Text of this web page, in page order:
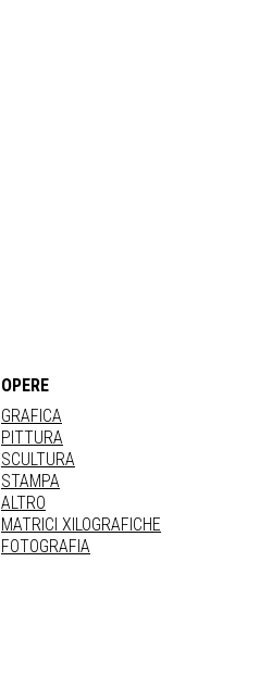
OPERE
GRAFICA
PITTURA
SCULTURA
STAMPA
ALTRO
MATRICI XILOGRAFICHE
FOTOGRAFIA